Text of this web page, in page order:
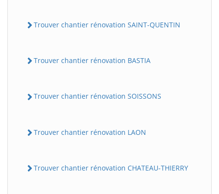
Trouver chantier rénovation SAINT-QUENTIN
Trouver chantier rénovation BASTIA
Trouver chantier rénovation SOISSONS
Trouver chantier rénovation LAON
Trouver chantier rénovation CHATEAU-THIERRY